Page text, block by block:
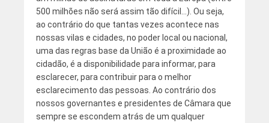
500 milhões não será assim tão difícil…). Ou seja,
ao contrário do que tantas vezes acontece nas
nossas vilas e cidades, no poder local ou nacional,
uma das regras base da União é a proximidade ao
cidadão, é a disponibilidade para informar, para
esclarecer, para contribuir para o melhor
esclarecimento das pessoas. Ao contrário dos
nossos governantes e presidentes de Câmara que
sempre se escondem atrás de um qualquer